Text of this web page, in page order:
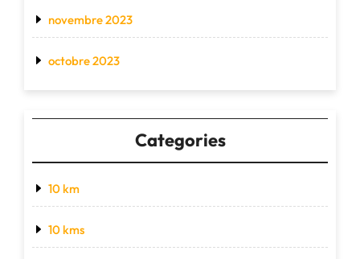
novembre 2023
octobre 2023
Categories
10 km
10 kms